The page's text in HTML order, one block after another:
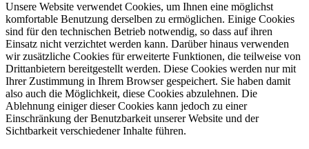
Unsere Website verwendet Cookies, um Ihnen eine möglichst
komfortable Benutzung derselben zu ermöglichen. Einige Cookies
sind für den technischen Betrieb notwendig, so dass auf ihren
Einsatz nicht verzichtet werden kann. Darüber hinaus verwenden
wir zusätzliche Cookies für erweiterte Funktionen, die teilweise von
Drittanbietern bereitgestellt werden. Diese Cookies werden nur mit
Ihrer Zustimmung in Ihrem Browser gespeichert. Sie haben damit
also auch die Möglichkeit, diese Cookies abzulehnen. Die
Ablehnung einiger dieser Cookies kann jedoch zu einer
Einschränkung der Benutzbarkeit unserer Website und der
Sichtbarkeit verschiedener Inhalte führen.